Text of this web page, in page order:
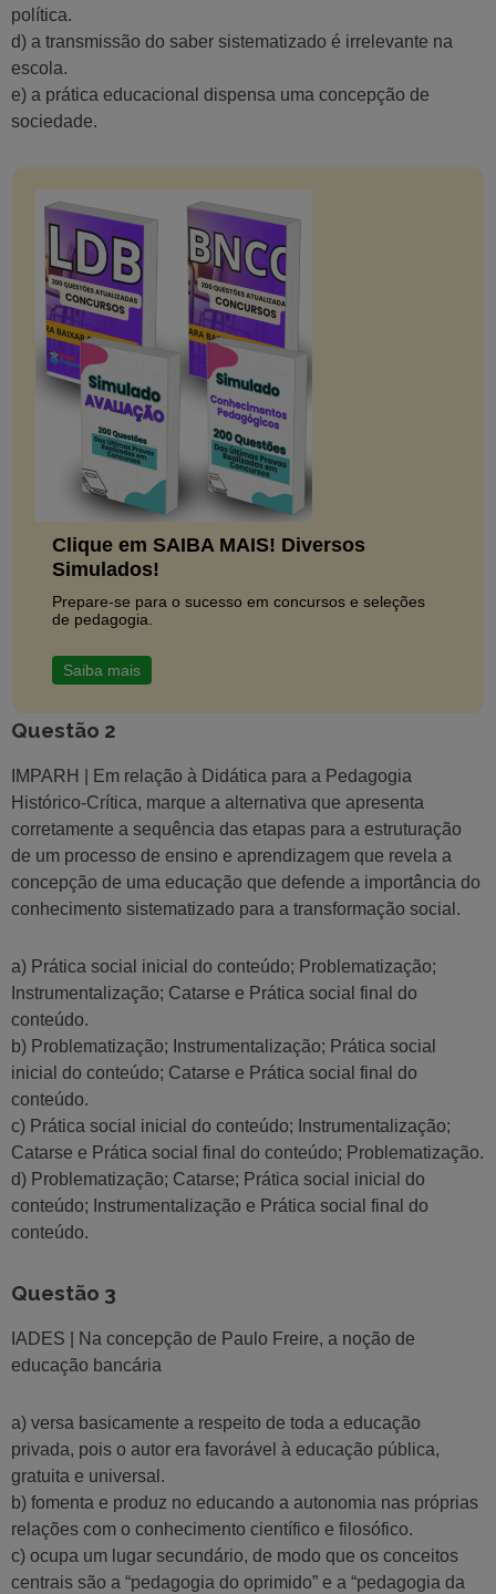
política.
d) a transmissão do saber sistematizado é irrelevante na
escola.
e) a prática educacional dispensa uma concepção de
sociedade.
Clique em SAIBA MAIS! Diversos
Simulados!
Prepare-se para o sucesso em concursos e seleções
de pedagogia.
Saiba mais
Questão 2
IMPARH | Em relação à Didática para a Pedagogia
Histórico-Crítica, marque a alternativa que apresenta
corretamente a sequência das etapas para a estruturação
de um processo de ensino e aprendizagem que revela a
concepção de uma educação que defende a importância do
conhecimento sistematizado para a transformação social.
a) Prática social inicial do conteúdo; Problematização;
Instrumentalização; Catarse e Prática social final do
conteúdo.
b) Problematização; Instrumentalização; Prática social
inicial do conteúdo; Catarse e Prática social final do
conteúdo.
c) Prática social inicial do conteúdo; Instrumentalização;
Catarse e Prática social final do conteúdo; Problematização.
d) Problematização; Catarse; Prática social inicial do
conteúdo; Instrumentalização e Prática social final do
conteúdo.
Questão 3
IADES | Na concepção de Paulo Freire, a noção de
educação bancária
a) versa basicamente a respeito de toda a educação
privada, pois o autor era favorável à educação pública,
gratuita e universal.
b) fomenta e produz no educando a autonomia nas próprias
relações com o conhecimento científico e filosófico.
c) ocupa um lugar secundário, de modo que os conceitos
centrais são a “pedagogia do oprimido” e a “pedagogia da